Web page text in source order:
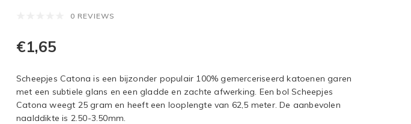
0 REVIEWS
€1,65
Scheepjes Catona is een bijzonder populair 100% gemerceriseerd katoenen garen
met een subtiele glans en een gladde en zachte afwerking. Een bol Scheepjes
Catona weegt 25 gram en heeft een looplengte van 62,5 meter. De aanbevolen
naalddikte is 2.50-3.50mm.